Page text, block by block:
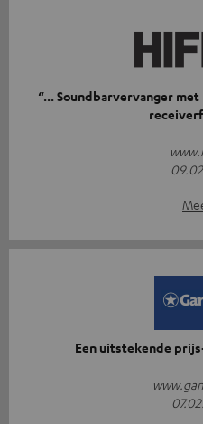
“... Soundbarvervanger
Een uitstekende